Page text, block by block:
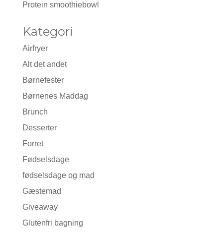
Protein smoothiebowl
Kategori
Airfryer
Alt det andet
Børnefester
Børnenes Maddag
Brunch
Desserter
Forret
Fødselsdage
fødselsdage og mad
Gæstemad
Giveaway
Glutenfri bagning